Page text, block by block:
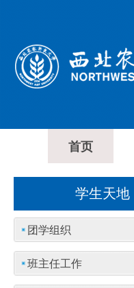
首页
学生天地
团学组织
班主任工作